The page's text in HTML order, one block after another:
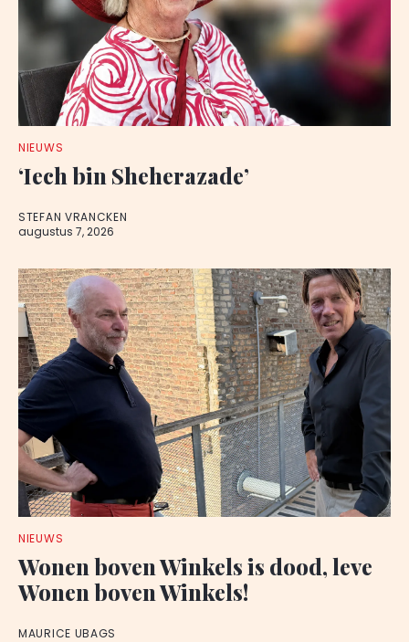
NIEUWS
‘Iech bin Sheherazade’
STEFAN VRANCKEN
augustus 7, 2026
NIEUWS
Wonen boven Winkels is dood, leve
Wonen boven Winkels!
MAURICE UBAGS